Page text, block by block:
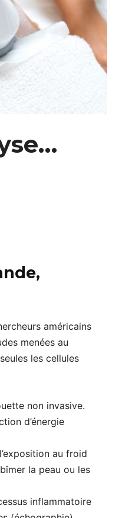
américains
menées au
les cellules
non invasive.
d’énergie
au froid
la peau ou les
inflammatoire